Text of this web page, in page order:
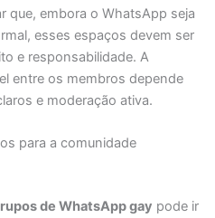
que, embora o WhatsApp seja
esses espaços devem ser
e responsabilidade. A
entre os membros depende
e moderação ativa.
para a comunidade
de WhatsApp gay pode ir